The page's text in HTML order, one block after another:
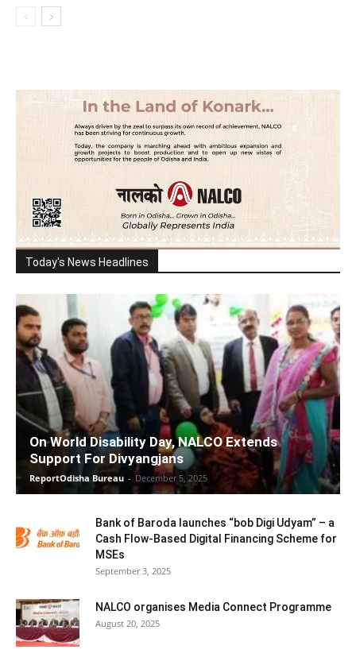
Today's News Headlines
On World Disability Day, NALCO Extends
Support For Divyangjans
ReportOdisha Bureau - December 5, 2025
Bank of Baroda launches “bob Digi Udyam” – a
Cash Flow-Based Digital Financing Scheme for
MSEs
September 3, 2025
NALCO organises Media Connect Programme
August 20, 2025